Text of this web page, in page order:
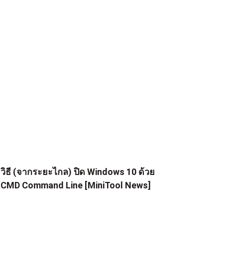
วิธี (จากระยะไกล) ปิด Windows 10 ด้วย
CMD Command Line [MiniTool News]